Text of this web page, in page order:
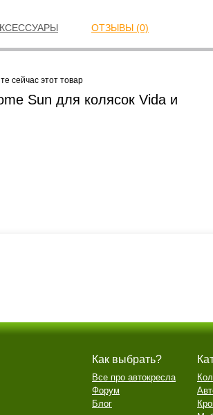
ОТЗЫВЫ (0)
сейчас этот товар
Sun для колясок Vida и
Как выбрать?
Все про автокресла
Форум
Блог